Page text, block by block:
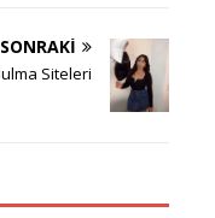
SONRAKI
Siteleri